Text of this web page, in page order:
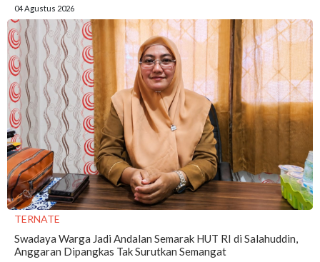
04 Agustus 2026
TERNATE
Swadaya Warga Jadi Andalan Semarak HUT RI di Salahuddin,
Anggaran Dipangkas Tak Surutkan Semangat